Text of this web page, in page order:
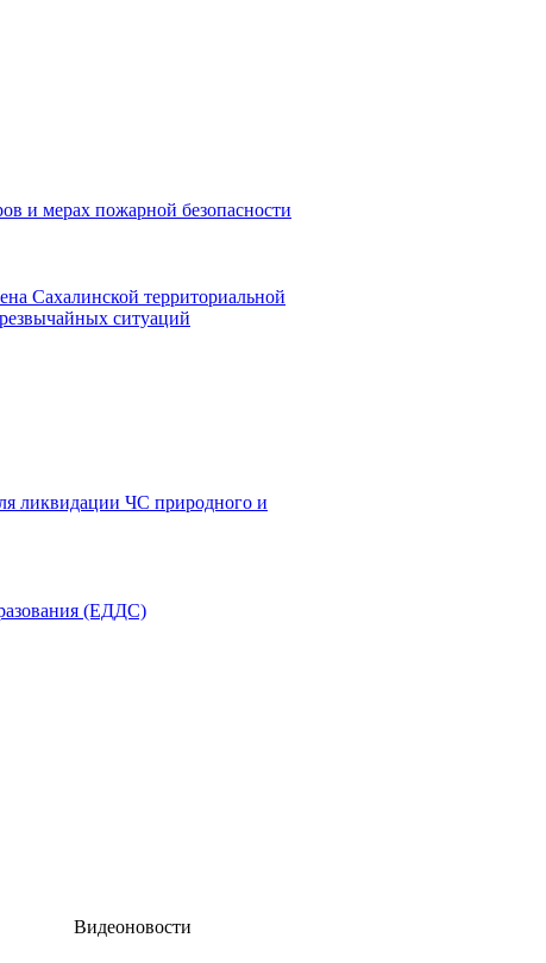
и мерах пожарной безопасности
Сахалинской территориальной
ситуаций
ликвидации ЧС природного и
(ЕДДС)
Видеоновости